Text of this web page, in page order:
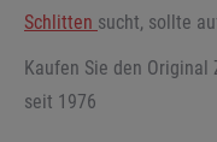
Schlitten sucht, sollte
Kaufen Sie den
seit 1976